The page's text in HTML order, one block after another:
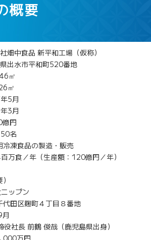
概要
畑中食品 新平和工場（仮称）
出水市平和町520番地
㎡
㎡
5月
3月
円
名
凍食品の製造・販売
万食／年（生産額：120億円／年）
ップン
田区麹町４丁目８番地
社長 前鶴 俊哉（鹿児島県出身）
万円